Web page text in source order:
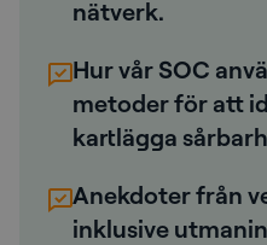
nätverk.
Hur vår SOC
metoder för att
kartlägga
Anekdoter från
inklusive